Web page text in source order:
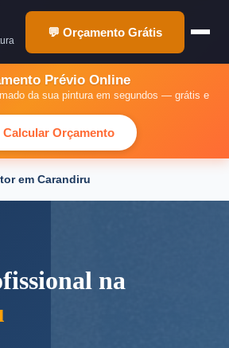
💬 Orçamento Grátis
Prévio Online
da sua pintura em segundos — grátis e
Calcular Orçamento
em Carandiru
na